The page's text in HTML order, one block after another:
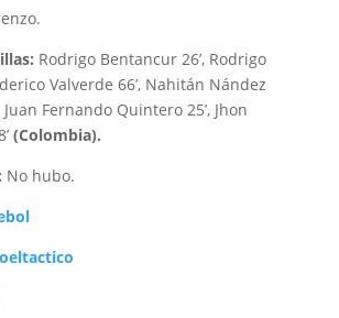
Rodrigo Bentancur 26’, Rodrigo
Valverde 66’, Nahitán Nández
Juan Fernando Quintero 25’, Jhon
(Colombia).
No hubo.